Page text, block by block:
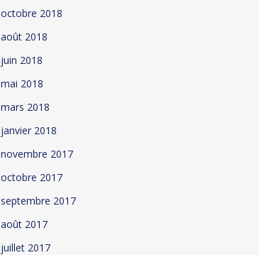
octobre 2018
août 2018
juin 2018
mai 2018
mars 2018
janvier 2018
novembre 2017
octobre 2017
septembre 2017
août 2017
juillet 2017